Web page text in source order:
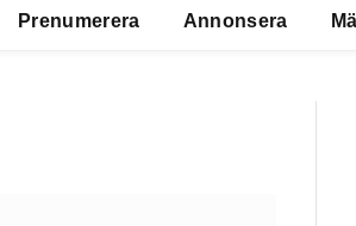
Prenumerera Annonsera